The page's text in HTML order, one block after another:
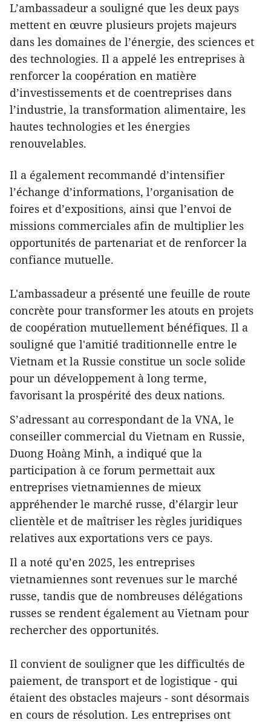
L’ambassadeur a souligné que les deux pays
mettent en œuvre plusieurs projets majeurs
dans les domaines de l’énergie, des sciences et
des technologies. Il a appelé les entreprises à
renforcer la coopération en matière
d’investissements et de coentreprises dans
l’industrie, la transformation alimentaire, les
hautes technologies et les énergies
renouvelables.
Il a également recommandé d’intensifier
l’échange d’informations, l’organisation de
foires et d’expositions, ainsi que l’envoi de
missions commerciales afin de multiplier les
opportunités de partenariat et de renforcer la
confiance mutuelle.
L'ambassadeur a présenté une feuille de route
concrète pour transformer les atouts en projets
de coopération mutuellement bénéfiques. Il a
souligné que l'amitié traditionnelle entre le
Vietnam et la Russie constitue un socle solide
pour un développement à long terme,
favorisant la prospérité des deux nations.
S’adressant au correspondant de la VNA, le
conseiller commercial du Vietnam en Russie,
Duong Hoàng Minh, a indiqué que la
participation à ce forum permettait aux
entreprises vietnamiennes de mieux
appréhender le marché russe, d’élargir leur
clientèle et de maîtriser les règles juridiques
relatives aux exportations vers ce pays.
Il a noté qu’en 2025, les entreprises
vietnamiennes sont revenues sur le marché
russe, tandis que de nombreuses délégations
russes se rendent également au Vietnam pour
rechercher des opportunités.
Il convient de souligner que les difficultés de
paiement, de transport et de logistique - qui
étaient des obstacles majeurs - sont désormais
en cours de résolution. Les entreprises ont